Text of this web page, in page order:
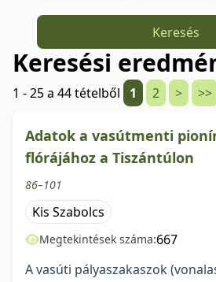
Keresés
Keresési
1 - 25 a 44 tételből 1 2 > >>
Adatok a vasútmenti
flórájához a Tiszántúlon
86–101
Kis Szabolcs
Megtekintések száma:667
A vasúti pályaszakaszok